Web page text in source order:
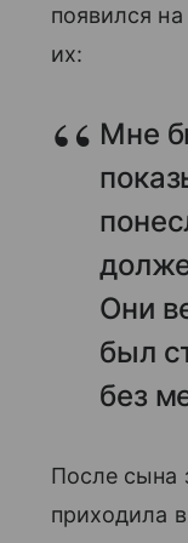
появился
их:
Мне
Они
был
без
После сына
приходила